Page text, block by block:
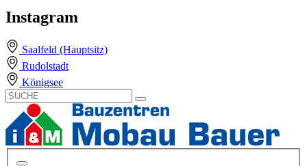
Instagram
Saalfeld (Hauptsitz)
Rudolstadt
Königsee